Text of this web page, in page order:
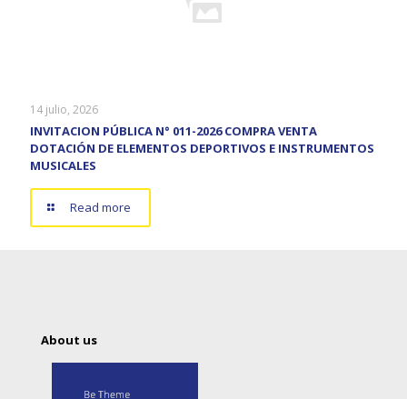
14 julio, 2026
INVITACION PÚBLICA N° 011-2026 COMPRA VENTA
DOTACIÓN DE ELEMENTOS DEPORTIVOS E INSTRUMENTOS
MUSICALES
Read more
About us